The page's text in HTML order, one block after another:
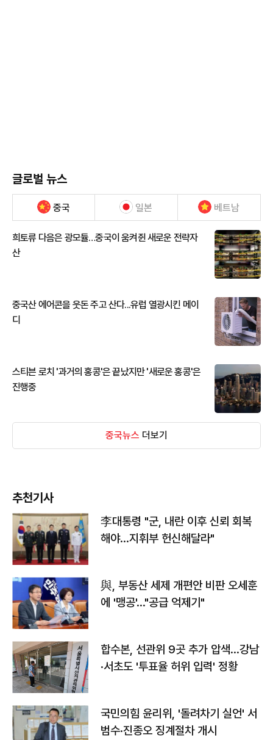
글로벌 뉴스
중국 일본 베트남
희토류 다음은 광모듈…중국이 움켜쥔 새로운 전략자
산
중국산 에어콘을 웃돈 주고 산다...유럽 열광시킨 메이
디
스티븐 로치 '과거의 홍콩'은 끝났지만 '새로운 홍콩'은
진행중
중국뉴스 더보기
추천기사
李대통령 "군, 내란 이후 신뢰 회복
해야…지휘부 헌신해달라"
與, 부동산 세제 개편안 비판 오세훈
에 '맹공'…"공급 억제기"
합수본, 선관위 9곳 추가 압색…강남
·서초도 '투표율 허위 입력' 정황
국민의힘 윤리위, '돌려차기 실언' 서
범수·진종오 징계절차 개시